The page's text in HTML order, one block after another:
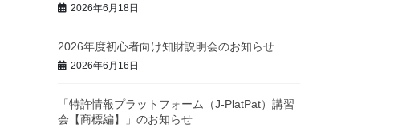
2026年6月18日
2026年度初心者向け知財説明会のお知らせ
2026年6月16日
「特許情報プラットフォーム（J-PlatPat）講習
会【商標編】」のお知らせ